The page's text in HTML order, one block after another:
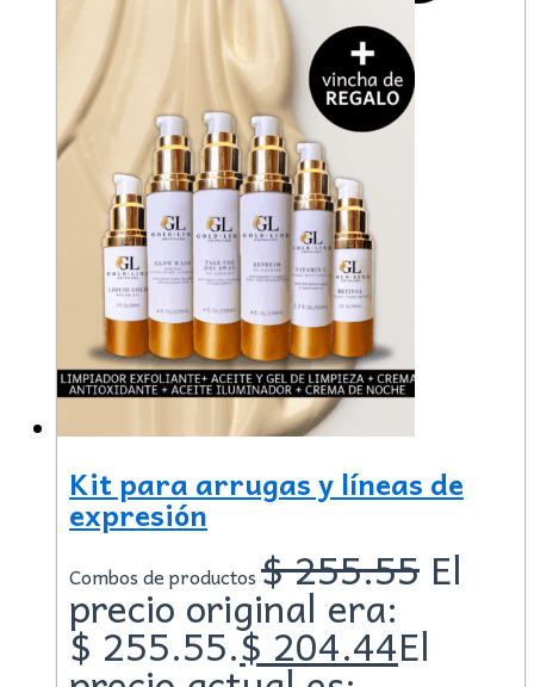
Kit para arrugas y líneas de
expresión
Combos de productos$255.55 El
precio original era:
$ 255.55.$ 204.44El